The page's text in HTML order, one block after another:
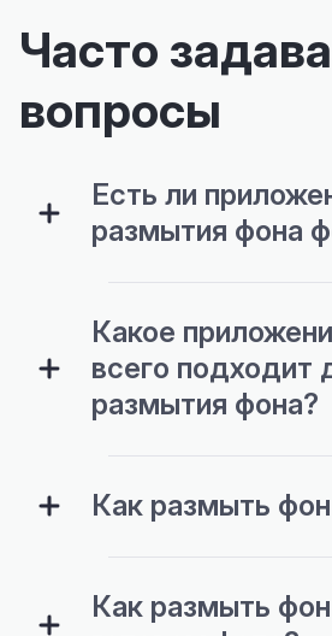
Часто
вопросы
Есть ли
размытия фона
Какое
всего подходит
размытия фона?
Как размыть
Как размыть